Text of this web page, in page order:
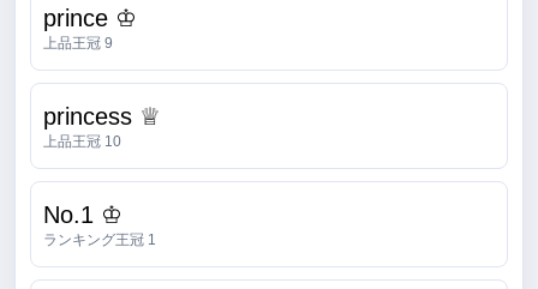
prince ♔
上品王冠 9
princess ♕
上品王冠 10
No.1 ♔
ランキング王冠 1